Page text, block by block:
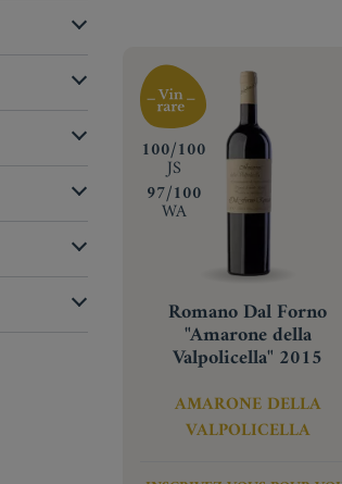
‍100/100
JS
‍97/100
WA
Romano Dal Forno
"Amarone della
Valpolicella" 2015
AMARONE DELLA
VALPOLICELLA